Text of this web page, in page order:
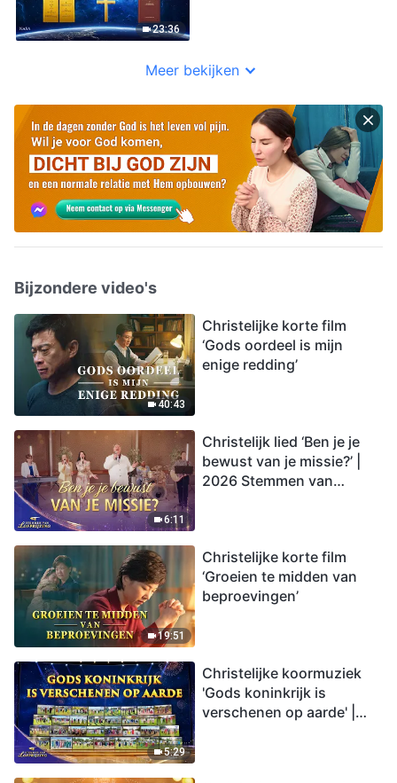
23:36
Meer bekijken
Bijzondere video's
40:43
Christelijke korte film
‘Gods oordeel is mijn
enige redding’
6:11
Christelijk lied ‘Ben je je
bewust van je missie?’ |
2026 Stemmen van
19:51
Christelijke korte film
‘Groeien te midden van
beproevingen’
5:29
Christelijke koormuziek
'Gods koninkrijk is
verschenen op aarde' |